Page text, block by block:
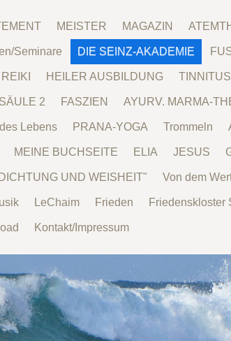
MEISTER MAGAZIN
Seminare DIE SEINZ-AKADEMIE
REIKI HEILER AUSBILDUNG
2 FASZIEN AYURV. MARMA-
Lebens PRANA-YOGA Trommeln
MEINE BUCHSEITE ELIA JESUS
UND WEISHEIT" Von dem
LeChaim Frieden Friedenskloster
Kontakt/Impressum